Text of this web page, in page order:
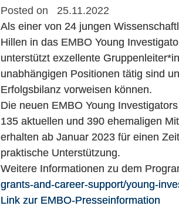
Posted on 25.11.2022
Als einer von 24 jungen
Hillen in das EMBO Young
unterstützt exzellente
unabhängigen Positionen tätig sind
Erfolgsbilanz vorweisen können.
Die neuen EMBO Young
135 aktuellen und 390 ehemaligen
erhalten ab Januar 2023 für einen
praktische Unterstützung.
Weitere Informationen zu dem
grants-and-career-support/young-
Link zur EMBO-Presseinformation